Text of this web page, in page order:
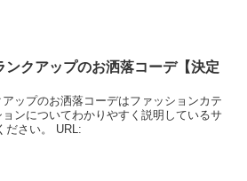
ンクアップのお洒落コーデ【決定
ップのお洒落コーデはファッションカテ
ンについてわかりやすく説明しているサ
ださい。 URL: